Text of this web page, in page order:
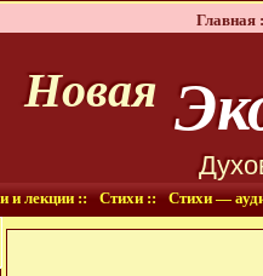
Главная
Новая
и лекции :: Стихи :: Стихи —